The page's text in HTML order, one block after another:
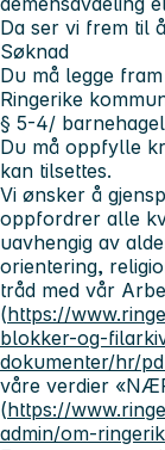
Da ser vi frem til
Søknad
Du må legge
Ringerike
§ 5-4/
Du må oppfylle
kan tilsettes.
Vi ønsker å
oppfordrer alle
uavhengig av
orientering,
tråd med vår
(https://
blokker-og-
dokumenter/hr/
våre verdier
(https://
admin/om-